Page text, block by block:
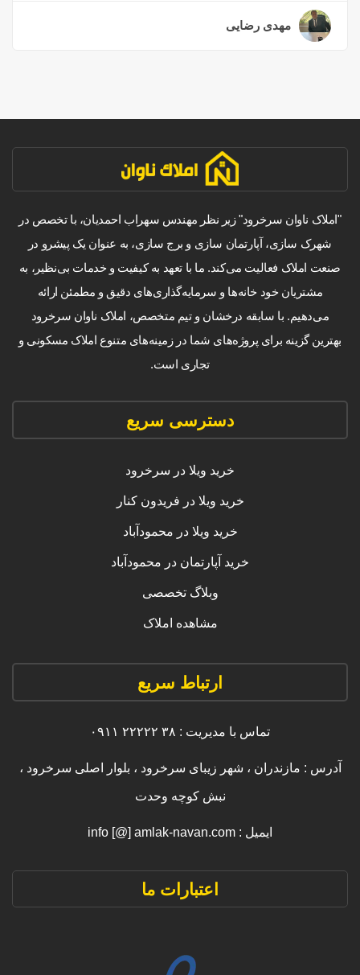
مهدی رضایی
"املاک ناوان سرخرود" زیر نظر مهندس سهراب احمدیان، با تخصص در
شهرک سازی، آپارتمان سازی و برج سازی، به عنوان یک پیشرو در
صنعت املاک فعالیت می‌کند. ما با تعهد به کیفیت و خدمات بی‌نظیر، به
مشتریان خود خانه‌ها و سرمایه‌گذاری‌های دقیق و مطمئن ارائه
می‌دهیم. با سابقه درخشان و تیم متخصص، املاک ناوان سرخرود
بهترین گزینه برای پروژه‌های شما در زمینه‌های متنوع املاک مسکونی و
تجاری است.
دسترسی سریع
خرید ویلا در سرخرود
خرید ویلا در فریدون کنار
خرید ویلا در محمودآباد
خرید آپارتمان در محمودآباد
وبلاگ تخصصی
مشاهده املاک
ارتباط سریع
تماس با مدیریت : ۳۸ ۲۲۲۲۲ ۰۹۱۱
آدرس : مازندران ، شهر زیبای سرخرود ، بلوار اصلی سرخرود ،
نبش کوچه وحدت
ایمیل : info [@] amlak-navan.com
اعتبارات ما